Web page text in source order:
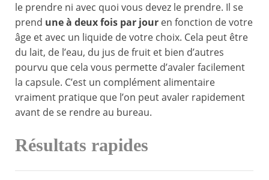
le prendre ni avec quoi vous devez le prendre. Il se
prend une à deux fois par jour en fonction de votre
âge et avec un liquide de votre choix. Cela peut être
du lait, de l’eau, du jus de fruit et bien d’autres
pourvu que cela vous permette d’avaler facilement
la capsule. C’est un complément alimentaire
vraiment pratique que l’on peut avaler rapidement
avant de se rendre au bureau.
Résultats rapides